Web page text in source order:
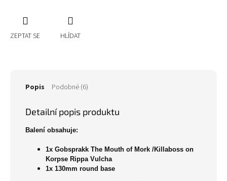
ZEPTAT SE HLÍDAT
Popis Podobné (6)
Detailní popis produktu
Balení obsahuje:
1x Gobsprakk The Mouth of Mork /Killaboss on
Korpse Rippa Vulcha
1x 130mm round base